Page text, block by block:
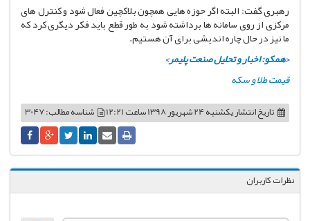
رهبری گفت: البته اگر حوزه هایی همچون بلاکچین فعال شود و کنترل های
مرکزی از روی سامانه ها برداشته شود به طور قطع باید فکر دیگری کرد که
ما نیز در حال چاره اندیشی برای آن هستیم.
<همکو: اخبار و تحلیل صنعت پلیمر>
قیمت طلا و سکه
شناسه مطالب: 3047 تاریخ انتشاریکشنبه 24 شهریور 1398 ساعت 12:21
نظرات کاربران